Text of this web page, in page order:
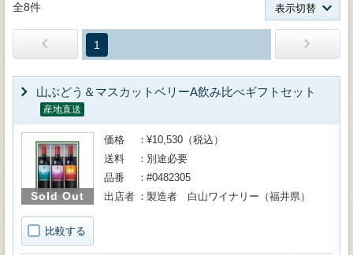
全8件 表示切替
1
山ぶどう＆マスカットベリーA飲み比べギフトセット
産地直送
Sold Out
比較する
価格
¥10,530（税込）
送料
別途必要
品番
#0482305
出店者
製造者 白山ワイナリー（福井県）